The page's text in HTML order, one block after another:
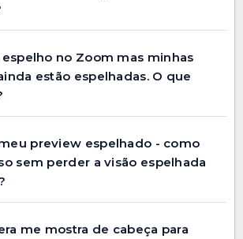
no Zoom mas minhas
estão espelhadas. O que
preview espelhado - como
sem perder a visão espelhada
me mostra de cabeça para